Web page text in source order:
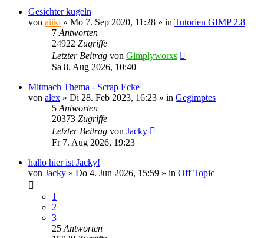
Gesichter kugeln
von aiiki » Mo 7. Sep 2020, 11:28 » in Tutorien GIMP 2.8
7 Antworten
24922 Zugriffe
Letzter Beitrag von Gimplyworxs
Sa 8. Aug 2026, 10:40
Mitmach Thema - Scrap Ecke
von alex » Di 28. Feb 2023, 16:23 » in Gegimptes
5 Antworten
20373 Zugriffe
Letzter Beitrag von Jacky
Fr 7. Aug 2026, 19:23
hallo hier ist Jacky!
von Jacky » Do 4. Jun 2026, 15:59 » in Off Topic
1
2
3
25 Antworten